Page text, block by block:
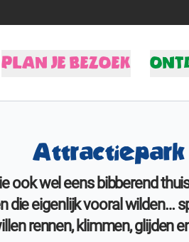
PLAN JE BEZOEK
Schoolreisjes
Vier Sinterklaas!
BSO
Attractiepark
ook wel eens bibberend
die eigenlijk vooral wilden…
rennen, klimmen, glijden